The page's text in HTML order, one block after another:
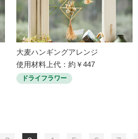
大麦ハンギングアレンジ
使用材料上代：約￥447
ドライフラワー